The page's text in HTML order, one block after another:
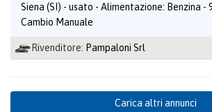
Siena (SI) - usato - Alimentazione: Benzina -
Cambio Manuale
Rivenditore: Pampaloni Srl
Carica altri annunci